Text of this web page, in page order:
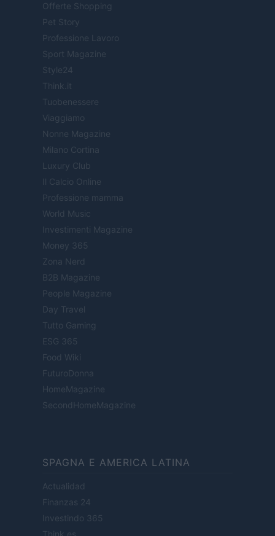
Offerte Shopping
Pet Story
Professione Lavoro
Sport Magazine
Style24
Think.it
Tuobenessere
Viaggiamo
Nonne Magazine
Milano Cortina
Luxury Club
Il Calcio Online
Professione mamma
World Music
Investimenti Magazine
Money 365
Zona Nerd
B2B Magazine
People Magazine
Day Travel
Tutto Gaming
ESG 365
Food Wiki
FuturoDonna
HomeMagazine
SecondHomeMagazine
SPAGNA E AMERICA LATINA
Actualidad
Finanzas 24
Investindo 365